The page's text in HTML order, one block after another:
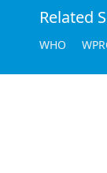
Related
WHO